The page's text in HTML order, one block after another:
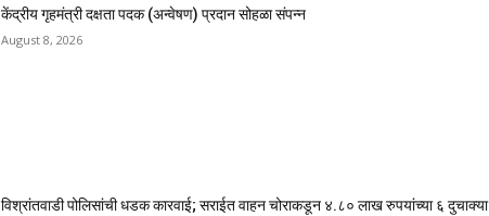
केंद्रीय गृहमंत्री दक्षता पदक (अन्वेषण) प्रदान सोहळा संपन्न
August 8, 2026
विश्रांतवाडी पोलिसांची धडक कारवाई; सराईत वाहन चोराकडून ४.८० लाख रुपयांच्या ६ दुचाक्या